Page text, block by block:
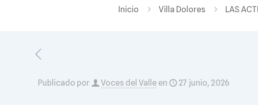
Inicio Villa Dolores LAS
Publicado por Voces del Valle en 27 junio, 2026